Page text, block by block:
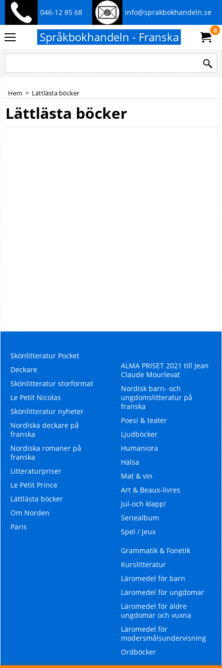
046-12 85 68 info@sprakbokhandeln.se
Språkbokhandeln - Franska 0
Hem > Lättlästa böcker
Lättlästa böcker
Skönlitteratur Pocket
Deckare
Skönlitteratur storformat
Le Petit Nicolas
Skönlitteratur nyheter
Nordiska deckare på
franska
Nordiska romaner på
franska
Litteraturpriser
Le Petit Prince
Lättlästa böcker
Om Norden
Paris
ALMA PRISET 2021 till Jean
Claude Mourlevat
Nordisk barn- och
ungdomslitteratur på
franska
Poesi & teater
Ljudböcker
Humaniora
Hälsa
Mat & vin
Art & Beaux-livres
Jul-och klapp!
Seriealbum
Spel / Jeux
Grammatik & Fonetik
Kurslitteratur
Läromedel för barn
Läromedel för ungdomar
Läromedel för äldre
ungdomar och vuxna
Läromedel för
modersmålsundervisning
Ordböcker